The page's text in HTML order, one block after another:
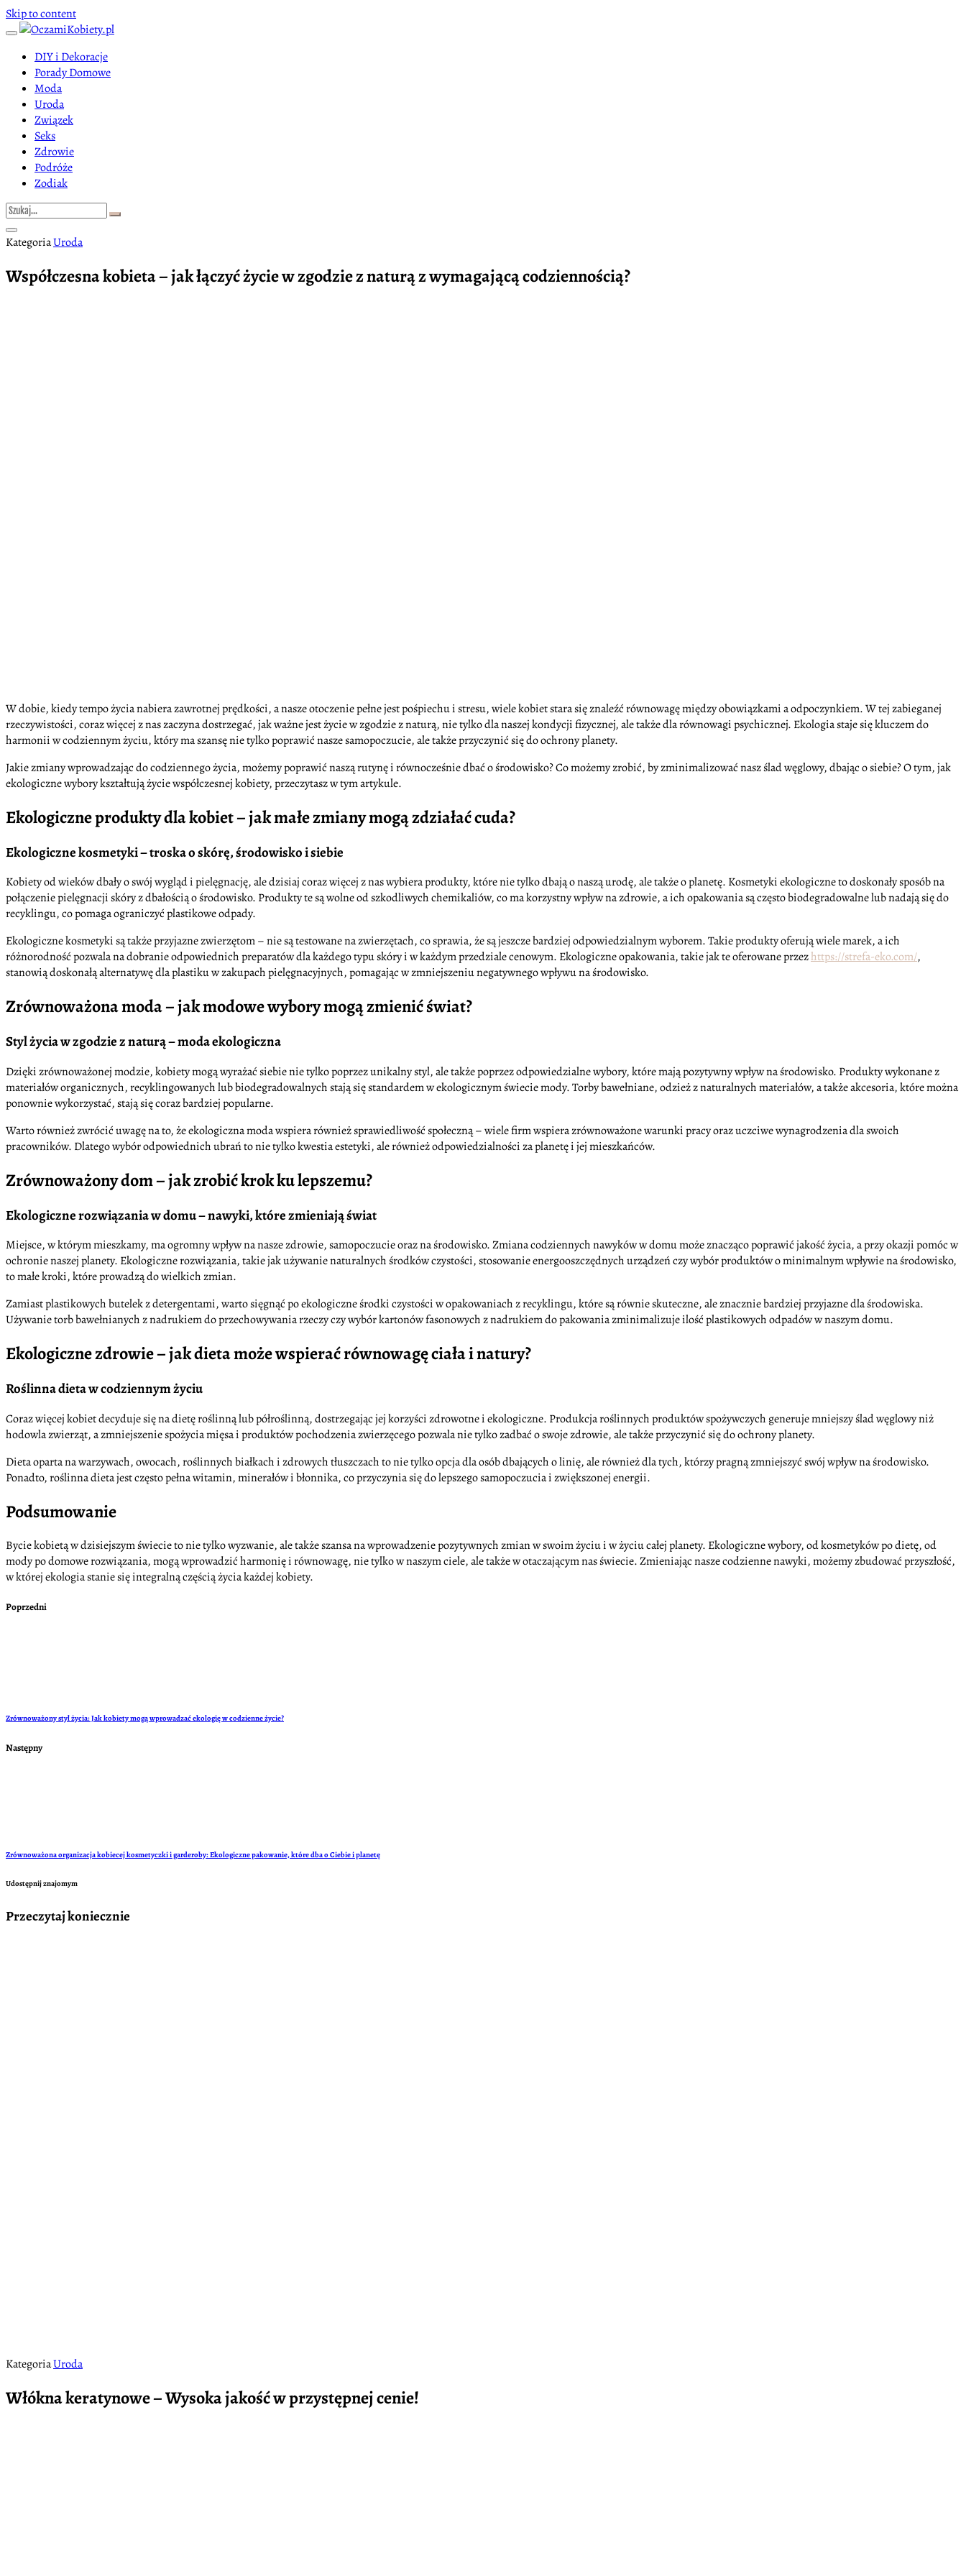
Skip to content
DIY i Dekoracje
Porady Domowe
Moda
Uroda
Związek
Seks
Zdrowie
Podróże
Zodiak
KategoriaUroda
Współczesna kobieta – jak łączyć życie w zgodzie z naturą z wymagającą codziennością?
W dobie, kiedy tempo życia nabiera zawrotnej prędkości, a nasze otoczenie pełne jest pośpiechu i stresu, wiele kobiet stara się znaleźć równowagę między obowiązkami a odpoczynkiem. W tej zabieganej
rzeczywistości, coraz więcej z nas zaczyna dostrzegać, jak ważne jest życie w zgodzie z naturą, nie tylko dla naszej kondycji fizycznej, ale także dla równowagi psychicznej. Ekologia staje się kluczem do
harmonii w codziennym życiu, który ma szansę nie tylko poprawić nasze samopoczucie, ale także przyczynić się do ochrony planety.
Jakie zmiany wprowadzając do codziennego życia, możemy poprawić naszą rutynę i równocześnie dbać o środowisko? Co możemy zrobić, by zminimalizować nasz ślad węglowy, dbając o siebie? O tym, jak
ekologiczne wybory kształtują życie współczesnej kobiety, przeczytasz w tym artykule.
Ekologiczne produkty dla kobiet – jak małe zmiany mogą zdziałać cuda?
Ekologiczne kosmetyki – troska o skórę, środowisko i siebie
Kobiety od wieków dbały o swój wygląd i pielęgnację, ale dzisiaj coraz więcej z nas wybiera produkty, które nie tylko dbają o naszą urodę, ale także o planetę. Kosmetyki ekologiczne to doskonały sposób na
połączenie pielęgnacji skóry z dbałością o środowisko. Produkty te są wolne od szkodliwych chemikaliów, co ma korzystny wpływ na zdrowie, a ich opakowania są często biodegradowalne lub nadają się do
recyklingu, co pomaga ograniczyć plastikowe odpady.
Ekologiczne kosmetyki są także przyjazne zwierzętom – nie są testowane na zwierzętach, co sprawia, że są jeszcze bardziej odpowiedzialnym wyborem. Takie produkty oferują wiele marek, a ich
różnorodność pozwala na dobranie odpowiednich preparatów dla każdego typu skóry i w każdym przedziale cenowym. Ekologiczne opakowania, takie jak te oferowane przezhttps://strefa-eko.com/,
stanowią doskonałą alternatywę dla plastiku w zakupach pielęgnacyjnych, pomagając w zmniejszeniu negatywnego wpływu na środowisko.
Zrównoważona moda – jak modowe wybory mogą zmienić świat?
Styl życia w zgodzie z naturą – moda ekologiczna
Dzięki zrównoważonej modzie, kobiety mogą wyrażać siebie nie tylko poprzez unikalny styl, ale także poprzez odpowiedzialne wybory, które mają pozytywny wpływ na środowisko. Produkty wykonane z
materiałów organicznych, recyklingowanych lub biodegradowalnych stają się standardem w ekologicznym świecie mody. Torby bawełniane, odzież z naturalnych materiałów, a także akcesoria, które można
ponownie wykorzystać, stają się coraz bardziej popularne.
Warto również zwrócić uwagę na to, że ekologiczna moda wspiera również sprawiedliwość społeczną – wiele firm wspiera zrównoważone warunki pracy oraz uczciwe wynagrodzenia dla swoich
pracowników. Dlatego wybór odpowiednich ubrań to nie tylko kwestia estetyki, ale również odpowiedzialności za planetę i jej mieszkańców.
Zrównoważony dom – jak zrobić krok ku lepszemu?
Ekologiczne rozwiązania w domu – nawyki, które zmieniają świat
Miejsce, w którym mieszkamy, ma ogromny wpływ na nasze zdrowie, samopoczucie oraz na środowisko. Zmiana codziennych nawyków w domu może znacząco poprawić jakość życia, a przy okazji pomóc w
ochronie naszej planety. Ekologiczne rozwiązania, takie jak używanie naturalnych środków czystości, stosowanie energooszczędnych urządzeń czy wybór produktów o minimalnym wpływie na środowisko,
to małe kroki, które prowadzą do wielkich zmian.
Zamiast plastikowych butelek z detergentami, warto sięgnąć po ekologiczne środki czystości w opakowaniach z recyklingu, które są równie skuteczne, ale znacznie bardziej przyjazne dla środowiska.
Używanie torb bawełnianych z nadrukiem do przechowywania rzeczy czy wybór kartonów fasonowych z nadrukiem do pakowania zminimalizuje ilość plastikowych odpadów w naszym domu.
Ekologiczne zdrowie – jak dieta może wspierać równowagę ciała i natury?
Roślinna dieta w codziennym życiu
Coraz więcej kobiet decyduje się na dietę roślinną lub półroślinną, dostrzegając jej korzyści zdrowotne i ekologiczne. Produkcja roślinnych produktów spożywczych generuje mniejszy ślad węglowy niż
hodowla zwierząt, a zmniejszenie spożycia mięsa i produktów pochodzenia zwierzęcego pozwala nie tylko zadbać o swoje zdrowie, ale także przyczynić się do ochrony planety.
Dieta oparta na warzywach, owocach, roślinnych białkach i zdrowych tłuszczach to nie tylko opcja dla osób dbających o linię, ale również dla tych, którzy pragną zmniejszyć swój wpływ na środowisko.
Ponadto, roślinna dieta jest często pełna witamin, minerałów i błonnika, co przyczynia się do lepszego samopoczucia i zwiększonej energii.
Podsumowanie
Bycie kobietą w dzisiejszym świecie to nie tylko wyzwanie, ale także szansa na wprowadzenie pozytywnych zmian w swoim życiu i w życiu całej planety. Ekologiczne wybory, od kosmetyków po dietę, od
mody po domowe rozwiązania, mogą wprowadzić harmonię i równowagę, nie tylko w naszym ciele, ale także w otaczającym nas świecie. Zmieniając nasze codzienne nawyki, możemy zbudować przyszłość,
w której ekologia stanie się integralną częścią życia każdej kobiety.
Poprzedni
Zrównoważony styl życia: Jak kobiety mogą wprowadzać ekologię w codzienne życie?
Następny
Zrównoważona organizacja kobiecej kosmetyczki i garderoby: Ekologiczne pakowanie, które dba o Ciebie i planetę
Udostępnij znajomym
Przeczytaj koniecznie
KategoriaUroda
Włókna keratynowe – Wysoka jakość w przystępnej cenie!